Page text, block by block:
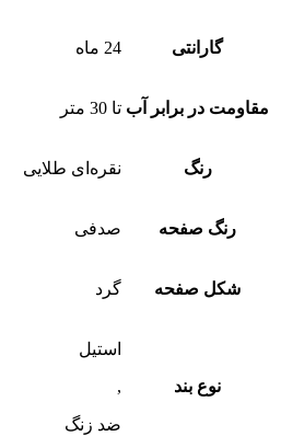
گارانتی 24 ماه
مقاومت در برابر آب تا 30 متر
رنگ نقره‌ای طلایی
رنگ صفحه صدفی
شکل صفحه گرد
نوع بند
استیل
,
ضد زنگ